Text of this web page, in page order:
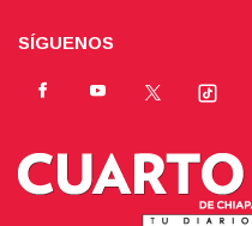
SÍGUENOS